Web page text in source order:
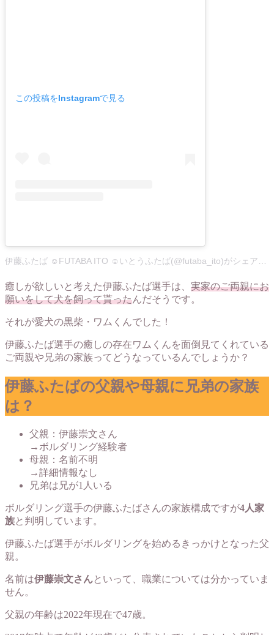
この投稿をInstagramで見る
癒しが欲しいと考えた伊藤ふたば選手は、 実家のご両親にお
願いをして犬を飼って貰ったんだそうです。
それが愛犬の黒柴・ワムくんでした！
伊藤ふたば選手の癒しの存在ワムくんを面倒見てくれている
ご両親や兄弟の家族ってどうなっているんでしょうか？
伊藤ふたばの父親や母親に兄弟の家族
は？
父親：伊藤崇文さん
→ボルダリング経験者
母親：名前不明
→詳細情報なし
兄弟は兄が1人いる
ボルダリング選手の伊藤ふたばさんの家族構成ですが4人家
族と判明しています。
伊藤ふたば選手がボルダリングを始めるきっかけとなった父
親。
名前は伊藤崇文さんといって、職業については分かっていま
せん。
父親の年齢は2022年現在で47歳。